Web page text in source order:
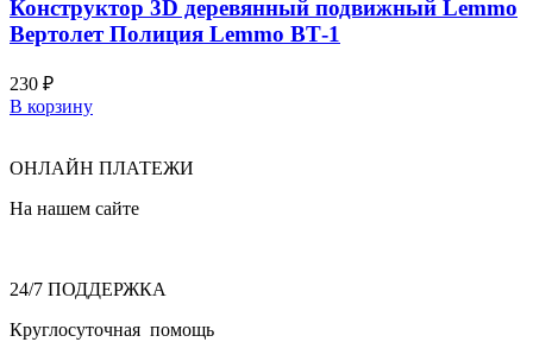
Конструктор 3D деревянный подвижный Lemmo
Вертолет Полиция Lemmo ВТ-1
230 ₽
В корзину
ОНЛАЙН ПЛАТЕЖИ
На нашем сайте
24/7 ПОДДЕРЖКА
Круглосуточная помощь